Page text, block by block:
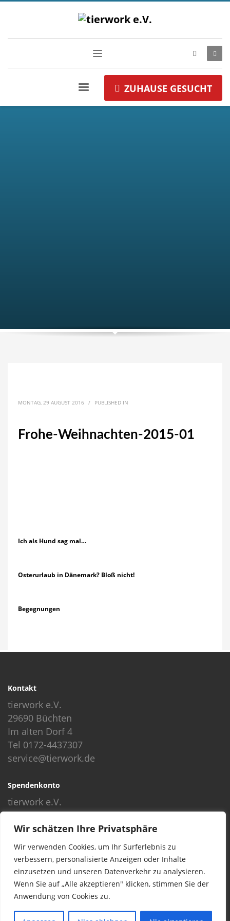
Wir schätzen Ihre Privatsphäre
Wir verwenden Cookies, um Ihr Surferlebnis zu
verbessern, personalisierte Anzeigen oder Inhalte
einzusetzen und unseren Datenverkehr zu analysieren.
Wenn Sie auf „Alle akzeptieren" klicken, stimmen Sie der
Anwendung von Cookies zu.
ZUHAUSE GESUCHT
MONTAG, 29 AUGUST 2016 / PUBLISHED IN
Frohe-Weihnachten-2015-01
Ich als Hund sag mal…
Osterurlaub in Dänemark? Bloß nicht!
Begegnungen
Kontakt
tierwork e.V.
29690 Büchten
Im alten Dorf 4
Tel 0172-4437307
service@tierwork.de
Spendenkonto
tierwork e.V.
Volksbank
BLZ: 24060300
Konto: 4902218000
IBAN: DE68240603004902218000
BIC: GENODEF1NBU
© 2016 Copyright by tierwork. All rights reserved.